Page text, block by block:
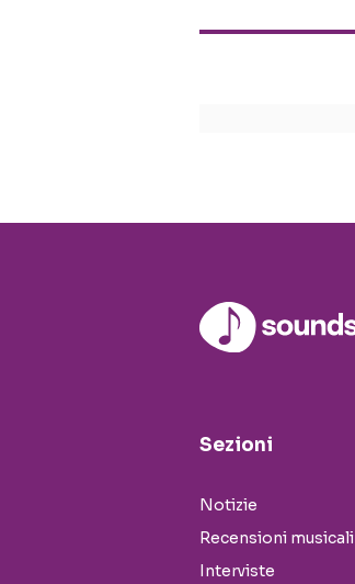
Sezioni
Notizie
Recensioni musicali
Interviste